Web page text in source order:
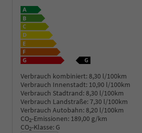
Verbrauch kombiniert:8,30 l/100km
Verbrauch Innenstadt: 10,90 l/100km
Verbrauch Stadtrand:8,30 l/100km
Verbrauch Landstraße:7,30 l/100km
Verbrauch Autobahn:8,20 l/100km
CO2-Emissionen: 189,00 g/km
CO2-Klasse: G